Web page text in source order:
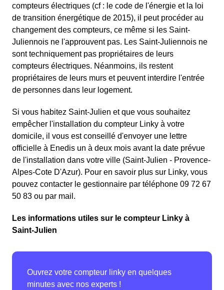
compteurs électriques (cf : le code de l'énergie et la loi
de transition énergétique de 2015), il peut procéder au
changement des compteurs, ce même si les Saint-
Juliennois ne l'approuvent pas. Les Saint-Juliennois ne
sont techniquement pas propriétaires de leurs
compteurs électriques. Néanmoins, ils restent
propriétaires de leurs murs et peuvent interdire l'entrée
de personnes dans leur logement.
Si vous habitez Saint-Julien et que vous souhaitez
empêcher l'installation du compteur Linky à votre
domicile, il vous est conseillé d'envoyer une lettre
officielle à Enedis un à deux mois avant la date prévue
de l'installation dans votre ville (Saint-Julien - Provence-
Alpes-Cote D'Azur). Pour en savoir plus sur Linky, vous
pouvez contacter le gestionnaire par téléphone 09 72 67
50 83 ou par mail.
Les informations utiles sur le compteur Linky à
Saint-Julien